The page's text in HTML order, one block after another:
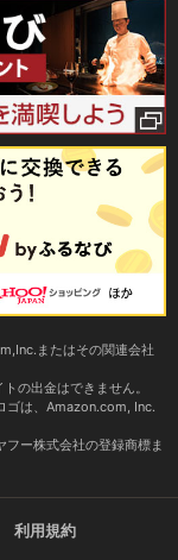
またはその関連会社
の出金はできません。
ゴは、Amazon.com, Inc.
ー株式会社の登録商標ま
利用規約